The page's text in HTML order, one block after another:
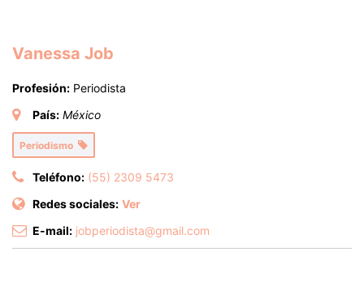
Vanessa Job
Profesión: Periodista
País: México
Periodismo
Teléfono: (55) 2309 5473
Redes sociales: Ver
E-mail: jobperiodista@gmail.com